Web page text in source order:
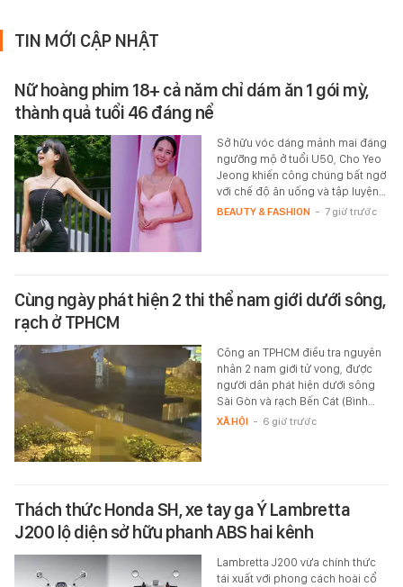
TIN MỚI CẬP NHẬT
Nữ hoàng phim 18+ cả năm chỉ dám ăn 1 gói mỳ,
thành quả tuổi 46 đáng nể
Sở hữu vóc dáng mảnh mai đáng
ngưỡng mộ ở tuổi U50, Cho Yeo
Jeong khiến công chúng bất ngờ
với chế độ ăn uống và tập luyện…
BEAUTY & FASHION - 7 giờ trước
Cùng ngày phát hiện 2 thi thể nam giới dưới sông,
rạch ở TPHCM
Công an TPHCM điều tra nguyên
nhân 2 nam giới tử vong, được
người dân phát hiện dưới sông
Sài Gòn và rạch Bến Cát (Bình…
XÃ HỘI - 6 giờ trước
Thách thức Honda SH, xe tay ga Ý Lambretta
J200 lộ diện sở hữu phanh ABS hai kênh
Lambretta J200 vừa chính thức
tái xuất với phong cách hoài cổ